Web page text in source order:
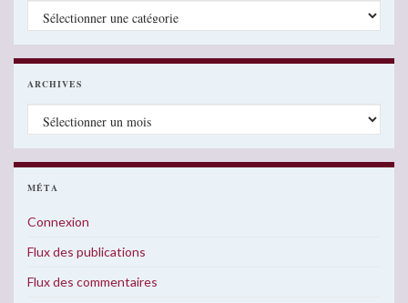
Catégories
ARCHIVES
Archives
MÉTA
Connexion
Flux des publications
Flux des commentaires